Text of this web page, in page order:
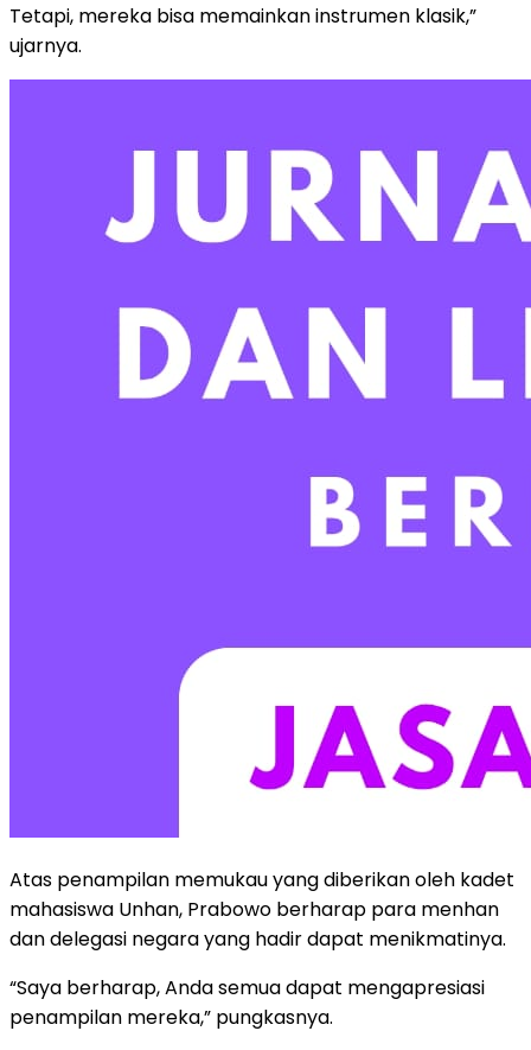
Tetapi, mereka bisa memainkan instrumen klasik,”
ujarnya.
Atas penampilan memukau yang diberikan oleh kadet
mahasiswa Unhan, Prabowo berharap para menhan
dan delegasi negara yang hadir dapat menikmatinya.
“Saya berharap, Anda semua dapat mengapresiasi
penampilan mereka,” pungkasnya.